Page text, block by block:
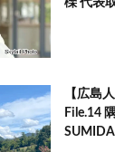
【広島
File.14
SUMIDA